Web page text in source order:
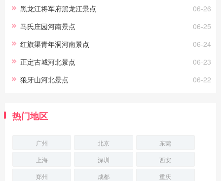
06-26
黑龙江将军府黑龙江景点
06-25
马氏庄园河南景点
06-24
红旗渠青年洞河南景点
06-23
正定古城河北景点
06-22
狼牙山河北景点
热门地区
广州 北京
东莞
上海
深圳
西安
郑州
成都
重庆